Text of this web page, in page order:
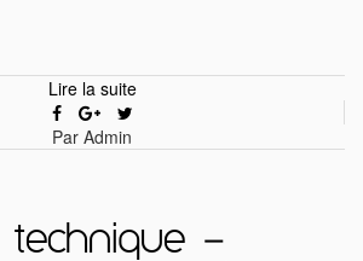
Lire la suite
Par Admin
technique –